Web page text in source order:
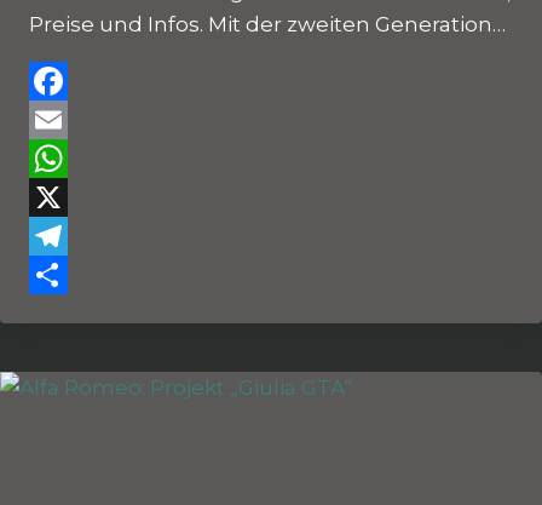
Preise und Infos. Mit der zweiten Generation…
Facebook
Email
WhatsApp
X
Telegram